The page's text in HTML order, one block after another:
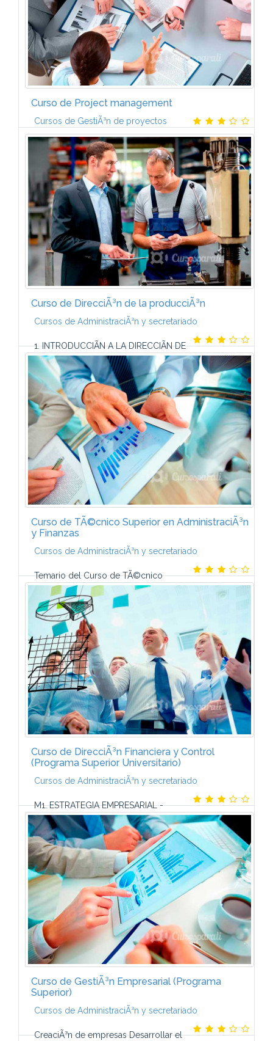
Curso de Project management
Cursos de GestiÃ³n de proyectos
Programa1. MARCO CONCEPTUAL DE LA DIRECCIÃN
DE PROYECTOS2. PROCESOS Y ÃREAS DE
CONOCIMIENTO DE LA DIRECCIÃN DE PROYECTOS3.
GESTIÃN DE LA INTEGRACIÃN DEL PROYECTO4.
GESTIÃN DEL...
Curso de DirecciÃ³n de la producciÃ³n
Cursos de AdministraciÃ³n y secretariado
1. INTRODUCCIÃN A LA DIRECCIÃN DE
LA PRODUCCIÃNLa empresa como sistema.
Conceptos bÃ¡sicos relacionados con la direcciÃ³n
de producciÃ³n. Otros conceptos bÃ¡sicos
relacionados con...
Curso de TÃ©cnico Superior en AdministraciÃ³n
y Finanzas
Cursos de AdministraciÃ³n y secretariado
Temario del Curso de TÃ©cnico
Superior en AdministraciÃ³n y Finanzas- Contabilidad
y Finanzas- GestiÃ³n de aprovisionamiento-
Recursos Humanos- AdministraciÃ³n PÃºblica-
GestiÃ³n...
Curso de DirecciÃ³n Financiera y Control
(Programa Superior Universitario)
Cursos de AdministraciÃ³n y secretariado
M1. ESTRATEGIA EMPRESARIAL -
Conceptos bÃ¡sicos - AnÃ¡lisis del entorno - AnÃ¡lisis
interno de la empresa - El anÃ¡lisis DAFO -
PlanificaciÃ³n estratÃ©gica - La toma de decisiones...
Curso de GestiÃ³n Empresarial (Programa
Superior)
Cursos de AdministraciÃ³n y secretariado
CreaciÃ³n de empresas Desarrollar el